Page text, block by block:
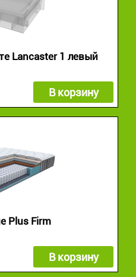
Lancaster 1 левый
В корзину
Plus Firm
В корзину